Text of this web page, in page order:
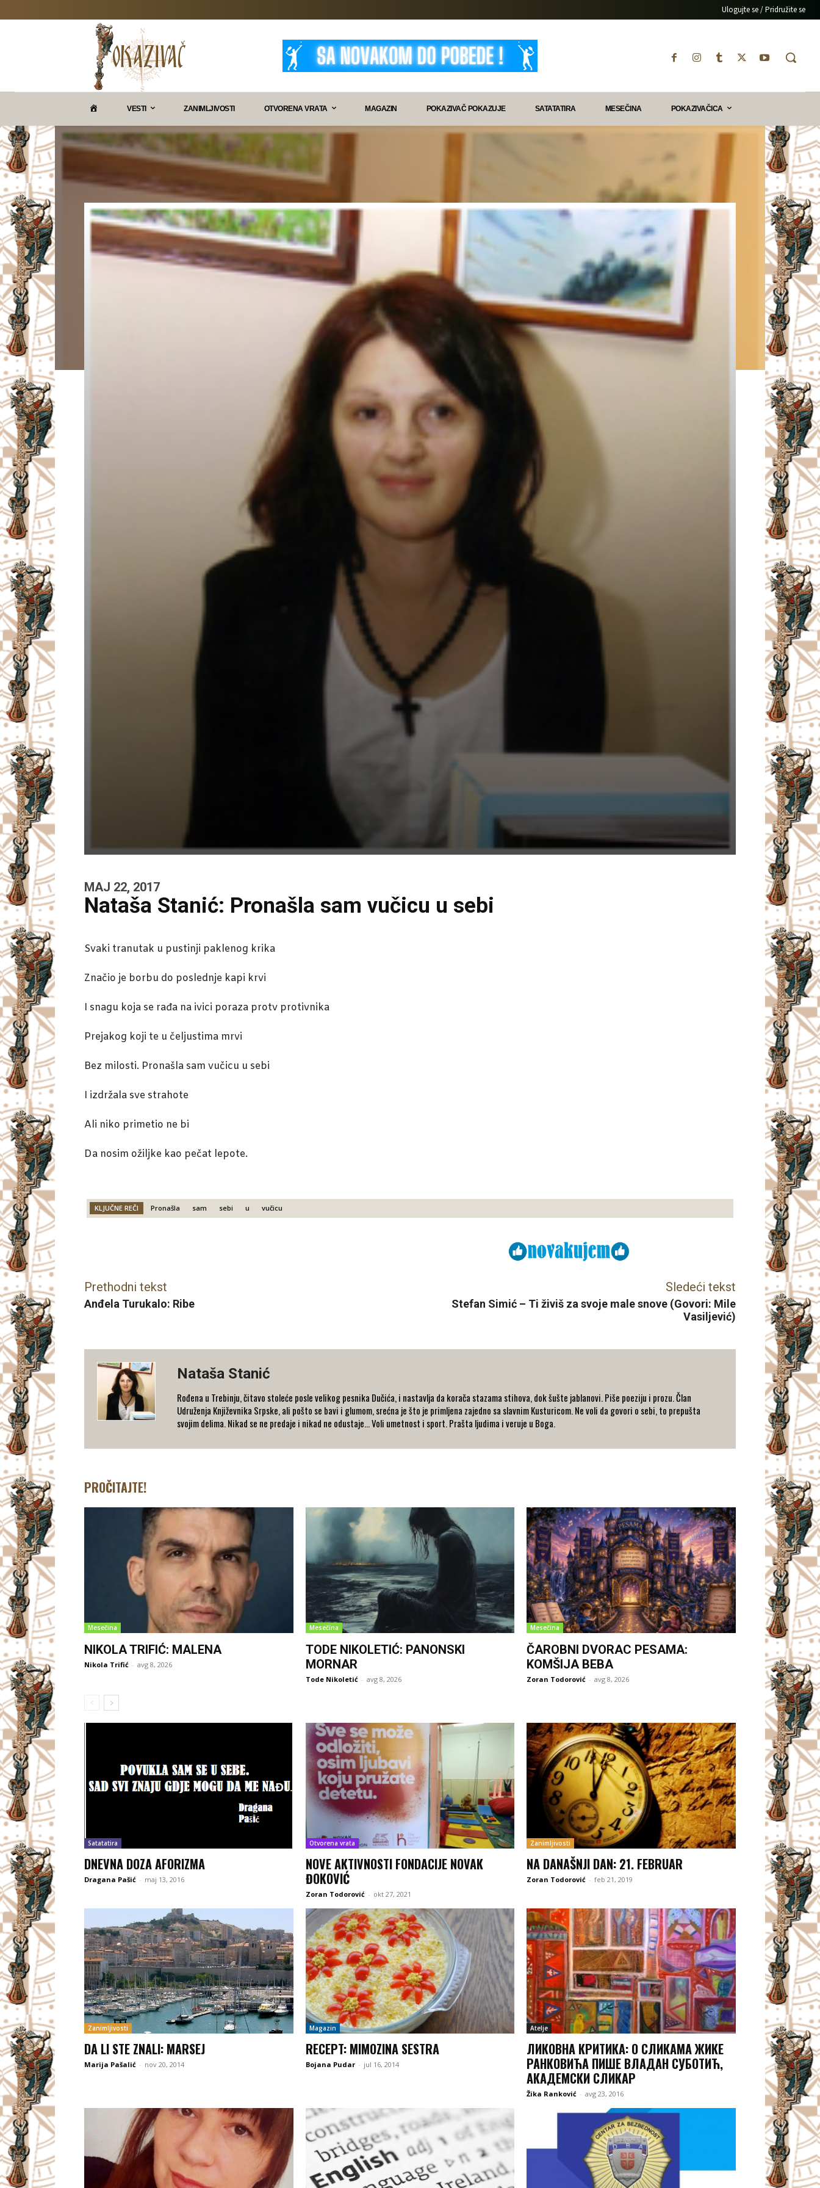
Ulogujte se / Pridružite se
O
A
VESTI ZANIMLJIVOSTI OTVORENA VRATA MAGAZIN POKAZIVAČ POKAZUJE SATATATIRA MESEČINA POKAZIVAČICA
MAJ 22, 2017
Nataša Stanić: Pronašla sam vučicu u sebi
Svaki tranutak u pustinji paklenog krika
Značio je borbu do poslednje kapi krvi
I snagu koja se rađa na ivici poraza protv protivnika
Prejakog koji te u čeljustima mrvi
Bez milosti. Pronašla sam vučicu u sebi
I izdržala sve strahote
Ali niko primetio ne bi
Da nosim ožiljke kao pečat lepote.
KLJUČNE REČI Pronašla sam sebi u vučicu
Prethodni tekst
Anđela Turukalo: Ribe
Sledeći tekst
Stefan Simić – Ti živiš za svoje male snove (Govori: Mile
Vasiljević)
Nataša Stanić
Rođena u Trebinju, čitavo stoleće posle velikog pesnika Dučića, i nastavlja da korača stazama stihova, dok šušte jablanovi. Piše poeziju i prozu. Član
Udruženja Književnika Srpske, ali pošto se bavi i glumom, srećna je što je primljena zajedno sa slavnim Kusturicom. Ne voli da govori o sebi, to prepušta
svojim delima. Nikad se ne predaje i nikad ne odustaje... Voli umetnost i sport. Prašta ljudima i veruje u Boga.
PROČITAJTE!
Mesečina
NIKOLA TRIFIĆ: MALENA
Nikola Trifić - avg 8, 2026
Mesečina
TODE NIKOLETIĆ: PANONSKI
MORNAR
Tode Nikoletić - avg 8, 2026
Mesečina
ČAROBNI DVORAC PESAMA:
KOMŠIJA BEBA
Zoran Todorović - avg 8, 2026
Satatatira
DNEVNA DOZA AFORIZMA
Dragana Pašić - maj 13, 2016
Otvorena vrata
NOVE AKTIVNOSTI FONDACIJE NOVAK
ĐOKOVIĆ
Zoran Todorović - okt 27, 2021
Zanimljivosti
NA DANAŠNJI DAN: 21. FEBRUAR
Zoran Todorović - feb 21, 2019
Zanimljivosti
DA LI STE ZNALI: MARSEJ
Marija Pašalić - nov 20, 2014
Magazin
RECEPT: MIMOZINA SESTRA
Bojana Pudar - jul 16, 2014
Atelje
ЛИКОВНА КРИТИКА: О СЛИКАМА ЖИКЕ
РАНКОВИЋА ПИШЕ ВЛАДАН СУБОТИЋ,
АКАДЕМСКИ СЛИКАР
Žika Ranković - avg 23, 2016